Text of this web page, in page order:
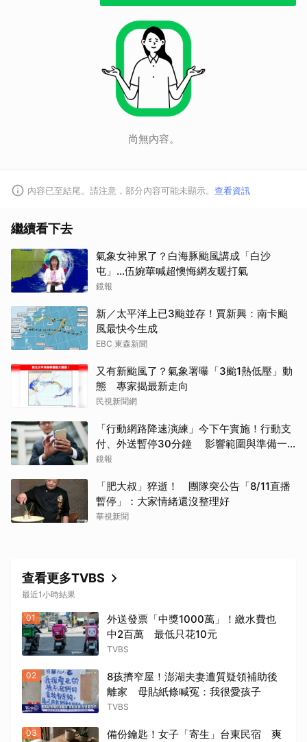
尚無內容。
內容已至結尾。請注意，部分內容可能未顯示。 查看資訊
繼續看下去
氣象女神累了？白海豚颱風講成「白沙
屯」...伍婉華喊超懊悔網友暖打氣
鏡報
新／太平洋上已3颱並存！賈新興：南卡颱
風最快今生成
EBC 東森新聞
又有新颱風了？氣象署曝「3颱1熱低壓」動
態 專家揭最新走向
民視新聞網
「行動網路降速演練」今下午實施！行動支
付、外送暫停30分鐘 影響範圍與準備一
次看
鏡報
「肥大叔」猝逝！ 團隊突公告「8/11直播
暫停」：大家情緒還沒整理好
華視新聞
查看更多TVBS
最近1小時結果
01
外送發票「中獎1000萬」！繳水費也
中2百萬 最低只花10元
TVBS
02
8孩擠窄屋！澎湖夫妻遭質疑領補助後
離家 母貼紙條喊冤：我很愛孩子
TVBS
03 備份鑰匙！女子「寄生」台東民宿 爽
取消